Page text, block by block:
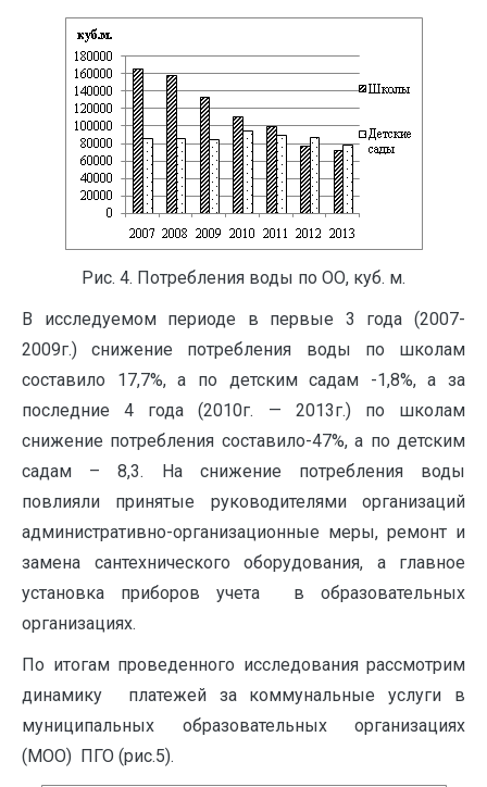
Рис. 4. Потребления воды по ОО, куб. м.
В исследуемом периоде в первые 3 года (2007-
2009г.) снижение потребления воды по школам
составило 17,7%, а по детским садам -1,8%, а за
последние 4 года (2010г. — 2013г.) по школам
снижение потребления составило-47%, а по детским
садам – 8,3. На снижение потребления воды
повлияли принятые руководителями организаций
административно-организационные меры, ремонт и
замена сантехнического оборудования, а главное
установка приборов учета в образовательных
организациях.
По итогам проведенного исследования рассмотрим
динамику платежей за коммунальные услуги в
муниципальных образовательных организациях
(МОО) ПГО (рис.5).